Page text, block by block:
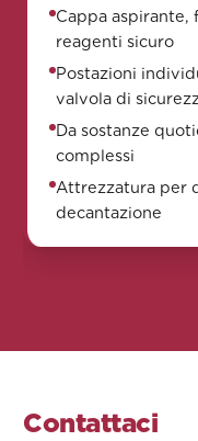
Cappa
reagenti sicuro
Postazioni
valvola di
Da sostanze
complessi
Attrezzatura per
decantazione
Contattaci